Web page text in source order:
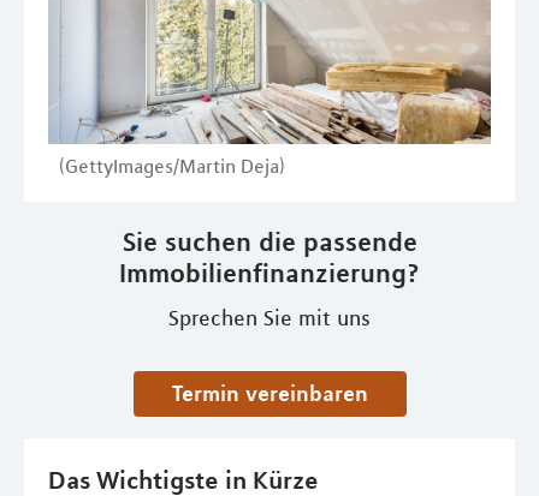
(GettyImages/Martin Deja)
Sie suchen die passende
Immobilienfinanzierung?
Sprechen Sie mit uns
Termin vereinbaren
Das Wichtigste in Kürze